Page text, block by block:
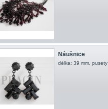
Náušnice
délka: 39 mm, pusety